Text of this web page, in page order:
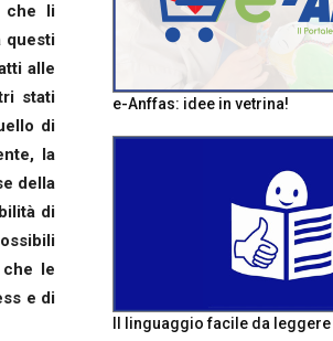
che li
questi
alle
stati
di
la
della
di
le
e di
e-Anffas: idee in vetrina!
Il linguaggio facile da leggere